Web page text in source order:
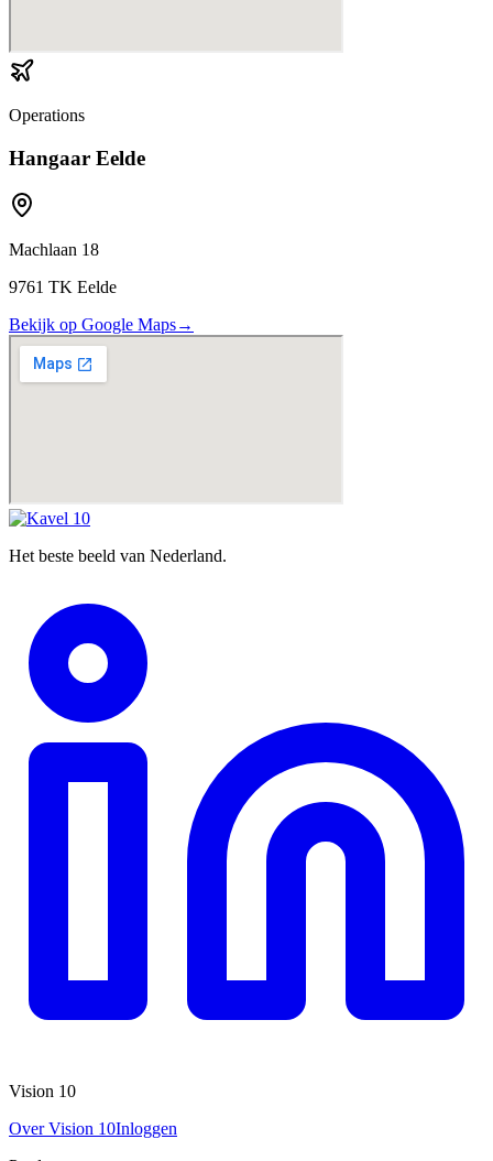
Operations
Hangaar Eelde
Machlaan 18
9761 TK Eelde
Bekijk op Google Maps→
Het beste beeld van Nederland.
Vision 10
Over Vision 10Inloggen